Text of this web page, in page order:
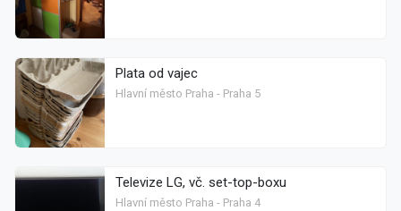
Plata od vajec
Hlavní město Praha - Praha 5
Televize LG, vč. set-top-boxu
Hlavní město Praha - Praha 4